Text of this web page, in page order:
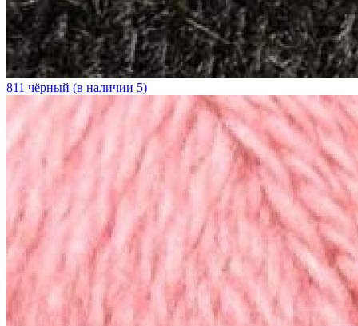
811 чёрный (в наличии 5)